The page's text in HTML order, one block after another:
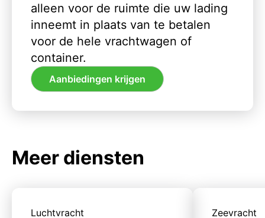
alleen voor de ruimte die uw lading
inneemt in plaats van te betalen
voor de hele vrachtwagen of
container.
Aanbiedingen krijgen
Meer diensten
Luchtvracht
Zeevracht